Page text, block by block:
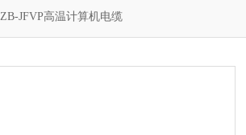
JFVP高温计算机电缆